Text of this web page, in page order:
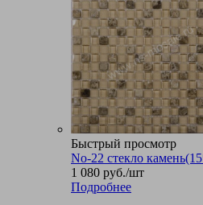
Быстрый просмотр
No-22 стекло
1 080 руб./шт
Подробнее